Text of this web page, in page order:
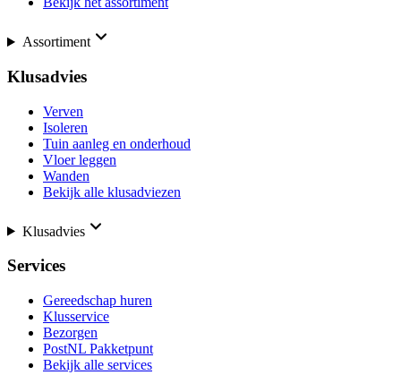
Assortiment
Klusadvies
Verven
Isoleren
Tuin aanleg en onderhoud
Vloer leggen
Wanden
Bekijk alle klusadviezen
Klusadvies
Services
Gereedschap huren
Klusservice
Bezorgen
PostNL Pakketpunt
Bekijk alle services